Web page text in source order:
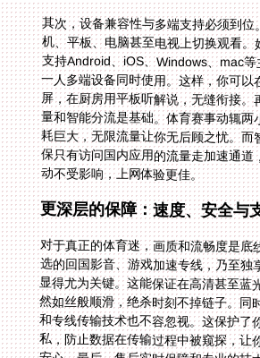
其次，设备兼容性与多端支持必须到位
机、平板、电脑甚至电视上切换观看。
支持Android、iOS、Windows、mac等
一人多端设备同时使用。这样，你可以
屏，在厨房用平板听解说，无缝衔接。
量和智能分流是基础。体育赛事动辄两
耗巨大，无限流量让你无后顾之忧。而
保只有访问国内应用的流量走加速通道
动不受影响，上网体验更佳。
更深层的保障：速度、安全与
对于真正的体育迷，画质和流畅度是底
选的回国影音、游戏加速专线，乃至
显得尤为关键。这能保证在高清甚至蓝
然如丝般顺滑，绝杀时刻不掉链子。同
和专线传输技术也不容忽视。这保护
私，防止数据在传输过程中被窥探，让
安心。最后，售后实时保障和专业的技
盾。一旦在观赛高峰期遇到任何连接问